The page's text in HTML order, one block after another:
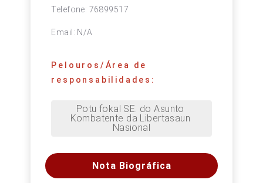
Telefone: 76899517
Email: N/A
Pelouros/Área de
responsabilidades:
Potu fokal SE. do Asunto
Kombatente da Libertasaun
Nasional
Nota Biográfica